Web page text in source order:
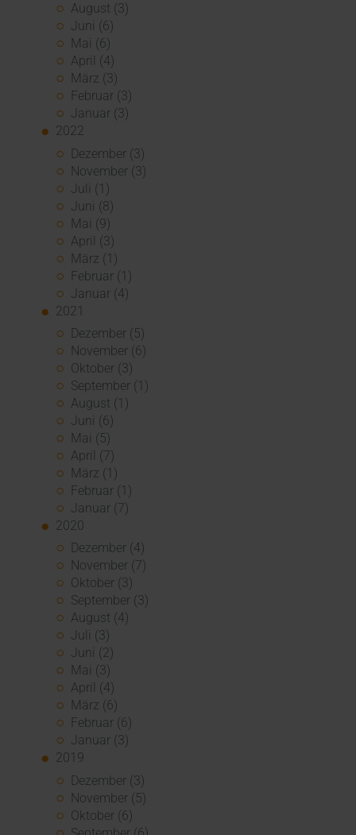
August (3)
Juni (6)
Mai (6)
April (4)
März (3)
Februar (3)
Januar (3)
2022
Dezember (3)
November (3)
Juli (1)
Juni (8)
Mai (9)
April (3)
März (1)
Februar (1)
Januar (4)
2021
Dezember (5)
November (6)
Oktober (3)
September (1)
August (1)
Juni (6)
Mai (5)
April (7)
März (1)
Februar (1)
Januar (7)
2020
Dezember (4)
November (7)
Oktober (3)
September (3)
August (4)
Juli (3)
Juni (2)
Mai (3)
April (4)
März (6)
Februar (6)
Januar (3)
2019
Dezember (3)
November (5)
Oktober (6)